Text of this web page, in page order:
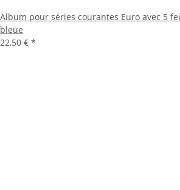
Album pour séries courantes Euro avec 5
bleue
22,50 € *